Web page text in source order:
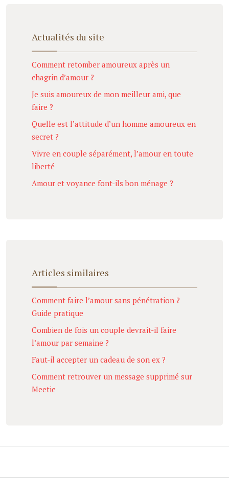
Actualités du site
Comment retomber amoureux après un
chagrin d’amour ?
Je suis amoureux de mon meilleur ami, que
faire ?
Quelle est l’attitude d’un homme amoureux en
secret ?
Vivre en couple séparément, l’amour en toute
liberté
Amour et voyance font-ils bon ménage ?
Articles similaires
Comment faire l’amour sans pénétration ?
Guide pratique
Combien de fois un couple devrait-il faire
l’amour par semaine ?
Faut-il accepter un cadeau de son ex ?
Comment retrouver un message supprimé sur
Meetic